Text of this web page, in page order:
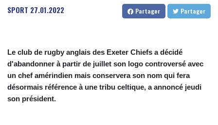
SPORT 27.01.2022 Partager Partager
Le club de rugby anglais des Exeter Chiefs a décidé
d'abandonner à partir de juillet son logo controversé avec
un chef amérindien mais conservera son nom qui fera
désormais référence à une tribu celtique, a annoncé jeudi
son président.